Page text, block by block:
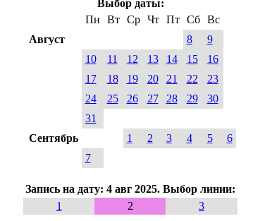
Выбор даты:
Пн
Вт Ср Чт Пт Сб
Вс
Август
8
9
10
11 12 13 14 15
16
17
18 19 20 21 22
23
24
25 26 27 28 29
30
31
Сентябрь
1 2 3 4 5
6
7
Запись на дату: 4 авг 2025. Выбор линии:
1
2 3